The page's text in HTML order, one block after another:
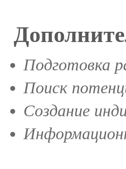
Подготовка
Поиск
Создание